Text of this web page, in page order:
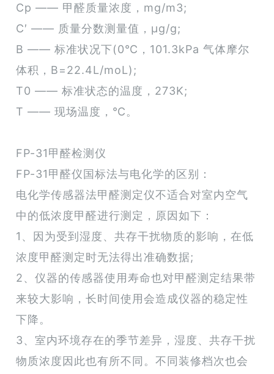
Cp —— 甲醛质量浓度，mg/m3;
C′ —— 质量分数测量值，μg/g;
B —— 标准状况下(0℃，101.3kPa 气体摩尔
体积，B=22.4L/moL);
T0 —— 标准状态的温度，273K;
T —— 现场温度，℃。
FP-31甲醛检测仪
FP-31甲醛仪国标法与电化学的区别：
电化学传感器法甲醛测定仪不适合对室内空气
中的低浓度甲醛进行测定，原因如下：
1、因为受到湿度、共存干扰物质的影响，在低
浓度甲醛测定时无法得出准确数据;
2、仪器的传感器使用寿命也对甲醛测定结果带
来较大影响，长时间使用会造成仪器的稳定性
下降。
3、室内环境存在的季节差异，湿度、共存干扰
物质浓度因此也有所不同。不同装修档次也会